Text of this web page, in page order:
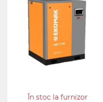
În stoc la furnizor